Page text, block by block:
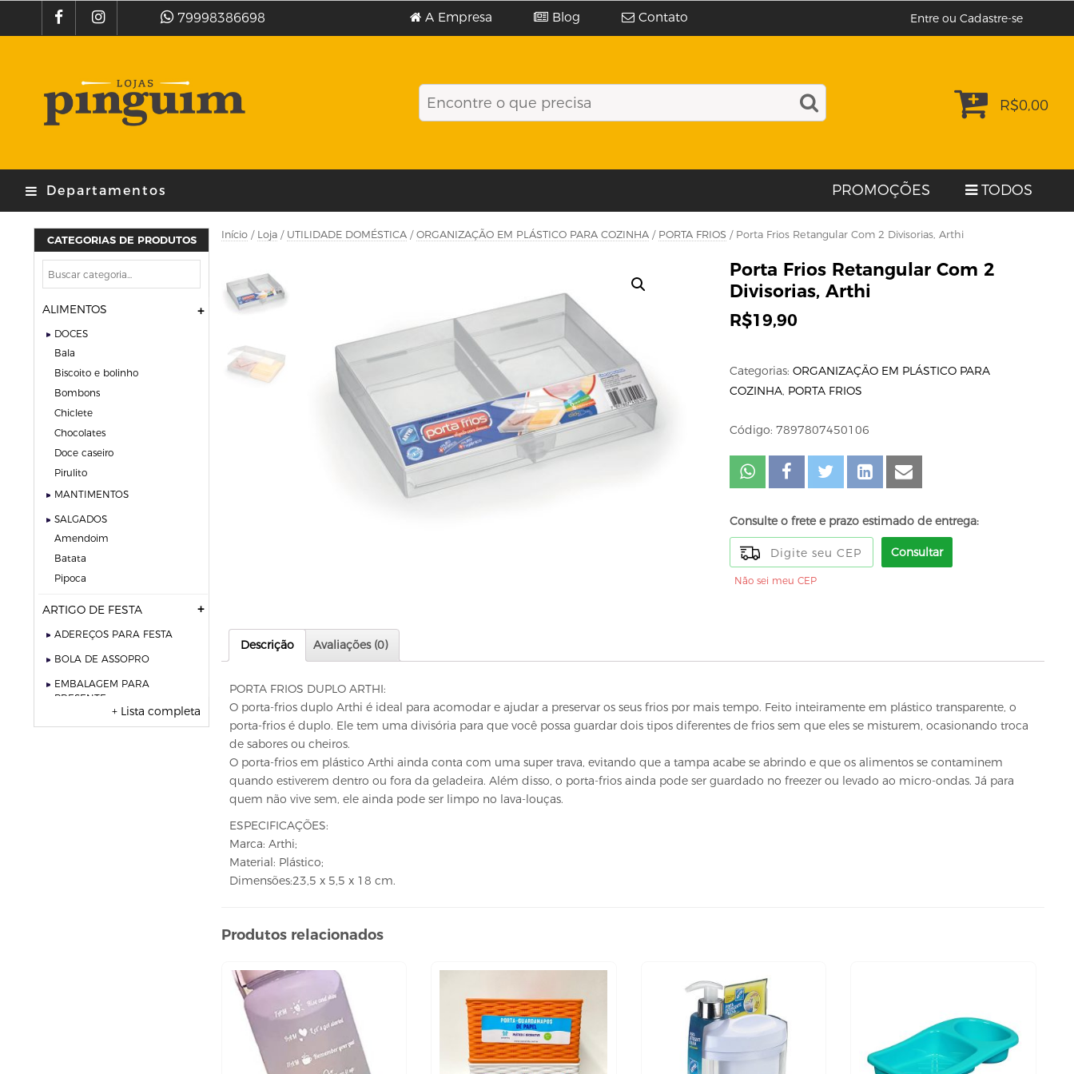
79998386698 A Empresa Blog Contato Entre ou Cadastre-se
R$0,00
Departamentos PROMOÇÕES TODOS
Início / Loja / UTILIDADE DOMÉSTICA / ORGANIZAÇÃO EM PLÁSTICO PARA COZINHA / PORTA FRIOS / Porta Frios Retangular Com 2 Divisorias, Arthi
Porta Frios Retangular Com 2
Divisorias, Arthi
R$19,90
Categorias: ORGANIZAÇÃO EM PLÁSTICO PARA
COZINHA, PORTA FRIOS
Código: 7897807450106
Consulte o frete e prazo estimado de entrega:
Consultar
Não sei meu CEP
Descrição Avaliações (0)
PORTA FRIOS DUPLO ARTHI:
O porta-frios duplo Arthi é ideal para acomodar e ajudar a preservar os seus frios por mais tempo. Feito inteiramente em plástico transparente, o
porta-frios é duplo. Ele tem uma divisória para que você possa guardar dois tipos diferentes de frios sem que eles se misturem, ocasionando troca
de sabores ou cheiros.
O porta-frios em plástico Arthi ainda conta com uma super trava, evitando que a tampa acabe se abrindo e que os alimentos se contaminem
quando estiverem dentro ou fora da geladeira. Além disso, o porta-frios ainda pode ser guardado no freezer ou levado ao micro-ondas. Já para
quem não vive sem, ele ainda pode ser limpo no lava-louças.
ESPECIFICAÇÕES:
Marca: Arthi;
Material: Plástico;
Dimensões:23,5 x 5,5 x 18 cm.
Produtos relacionados
CATEGORIAS DE PRODUTOS
ALIMENTOS
DOCES
bala
biscoito e bolinho
bombons
chiclete
chocolates
doce caseiro
pirulito
MANTIMENTOS
SALGADOS
amendoim
batata
pipoca
ARTIGO DE FESTA
ADEREÇOS PARA FESTA
BOLA DE ASSOPRO
EMBALAGEM PARA
PRESENTE
+ Lista completa